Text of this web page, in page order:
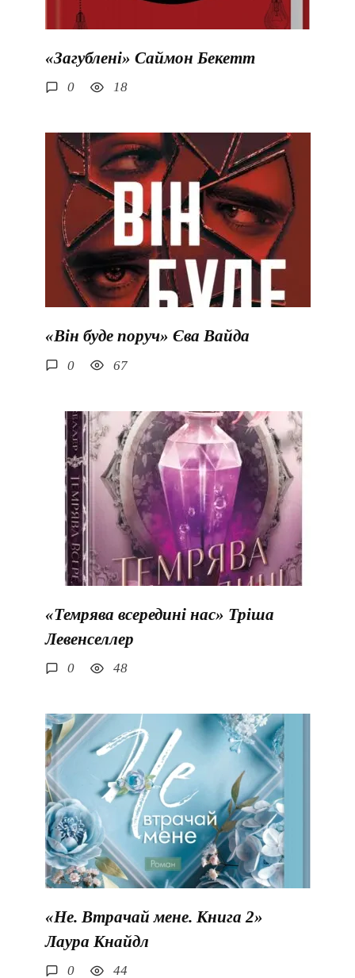
«Загублені» Саймон Бекетт
0 18
«Він буде поруч» Єва Вайда
0 67
«Темрява всередині нас» Тріша
Левенселлер
0 48
«Не. Втрачай мене. Книга 2»
Лаура Кнайдл
0 44